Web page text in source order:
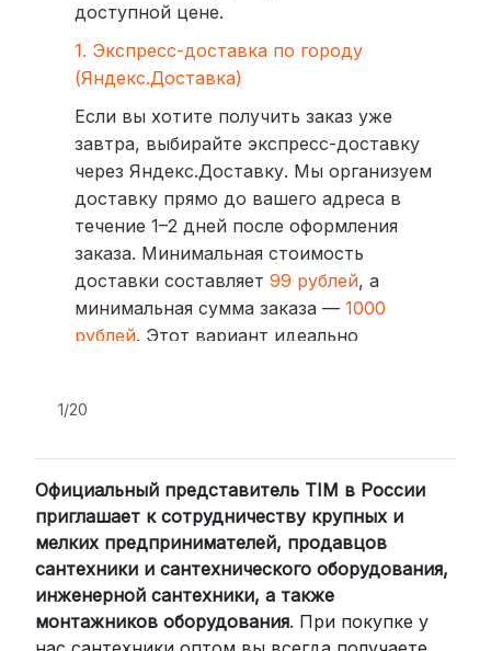
доступной цене.
1. Экспресс-доставка по городу
(Яндекс.Доставка)
Если вы хотите получить заказ уже
завтра, выбирайте экспресс-доставку
через Яндекс.Доставку. Мы организуем
доставку прямо до вашего адреса в
течение 1–2 дней после оформления
заказа. Минимальная стоимость
доставки составляет 99 рублей, а
минимальная сумма заказа — 1000
рублей. Этот вариант идеально
компании (СДЭК, BoxBerry, DPD)
Для клиентов из других регионов
России мы сотрудничаем с
проверенными транспортными
компаниями:
СДЭК: Выбирайте доставку до
1/20
Официальный представитель TIM в России
приглашает к сотрудничеству крупных и
мелких предпринимателей, продавцов
сантехники и сантехнического оборудования,
инженерной сантехники, а также
монтажников оборудования. При покупке у